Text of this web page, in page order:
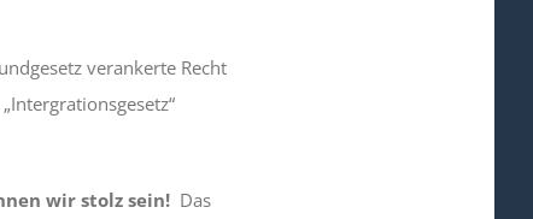
verankerte Recht
wir stolz sein!Das